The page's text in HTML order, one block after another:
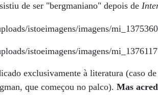
de ser "bergmaniano" depois de
exclusivamente à literatura (caso
que começou no palco).Mas